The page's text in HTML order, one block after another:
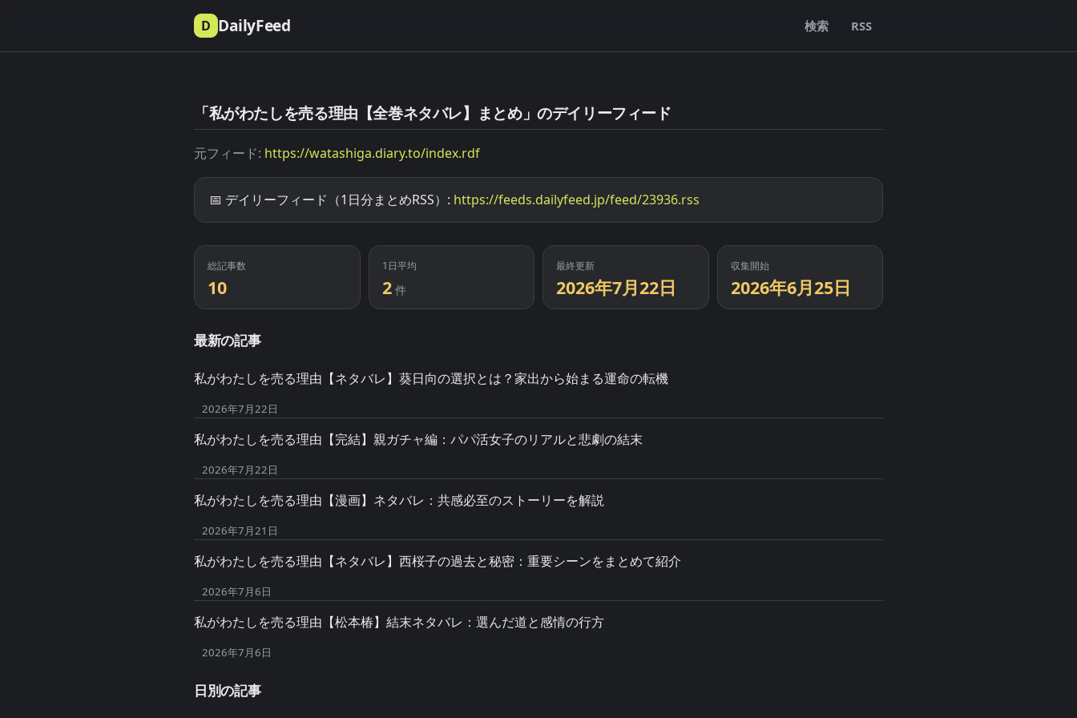
D DailyFeed 検索 RSS
「私がわたしを売る理由【全巻ネタバレ】まとめ」のデイリーフィード
元フィード: https://watashiga.diary.to/index.rdf
📅 デイリーフィード（1日分まとめRSS）: https://feeds.dailyfeed.jp/feed/23936.rss
総記事数
10
1日平均
2件
最終更新
2026年7月22日
収集開始
2026年6月25日
最新の記事
私がわたしを売る理由【ネタバレ】葵日向の選択とは？家出から始まる運命の転機
2026年7月22日
私がわたしを売る理由【完結】親ガチャ編：パパ活女子のリアルと悲劇の結末
2026年7月22日
私がわたしを売る理由【漫画】ネタバレ：共感必至のストーリーを解説
2026年7月21日
私がわたしを売る理由【ネタバレ】西桜子の過去と秘密：重要シーンをまとめて紹介
2026年7月6日
私がわたしを売る理由【松本椿】結末ネタバレ：選んだ道と感情の行方
2026年7月6日
日別の記事